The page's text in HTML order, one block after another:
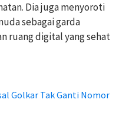
Dia juga menyoroti
sebagai garda
ruang digital yang sehat
Golkar Tak Ganti Nomor